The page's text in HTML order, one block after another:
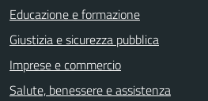
Educazione e formazione
Giustizia e sicurezza pubblica
Imprese e commercio
Salute, benessere e assistenza